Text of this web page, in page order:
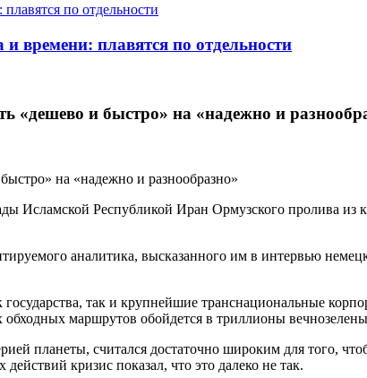
времени: плавятся по отдельности
«дешево и быстро» на «надежно и
Республикой Иран Ормузского пролива из
аналитика, высказанного им в интервью
так и крупнейшие транснациональные
маршрутов обойдется в триллионы
планеты, считался достаточно широким для того,
кризис показал, что это далеко не так.